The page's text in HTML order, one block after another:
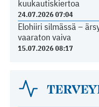
kuukautiskiertoa
24.07.2026 07:04
Elohiiri silmässä –
vaaraton vaiva
15.07.2026 08:17